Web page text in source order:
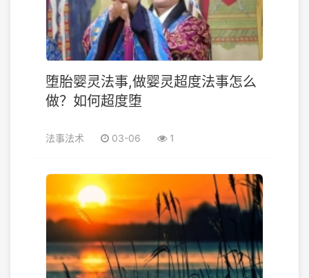
堕胎婴灵法事,做婴灵超度法事怎么
做？如何超度堕
法事法术 03-06 1